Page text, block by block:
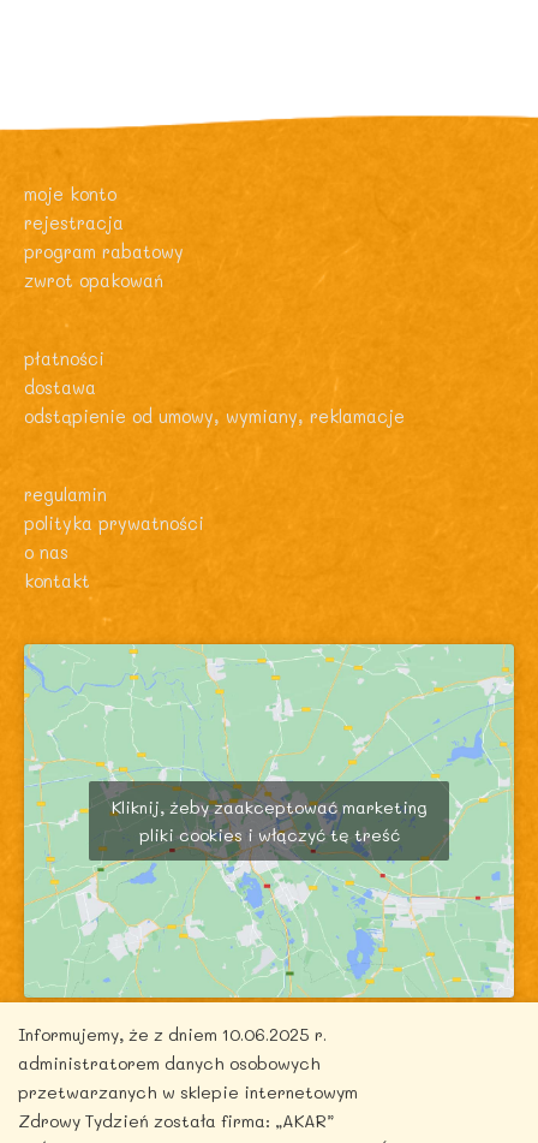
moje konto
rejestracja
program rabatowy
zwrot opakowań
płatności
dostawa
odstąpienie od umowy, wymiany, reklamacje
regulamin
polityka prywatności
o nas
kontakt
Kliknij, żeby zaakceptować marketing
pliki cookies i włączyć tę treść
Copyright © 2026 zdrowytydzien.pl | Powered by
Informujemy, że z dniem 10.06.2025 r.
administratorem danych osobowych
przetwarzanych w sklepie internetowym
Zdrowy Tydzień została firma: „AKAR”